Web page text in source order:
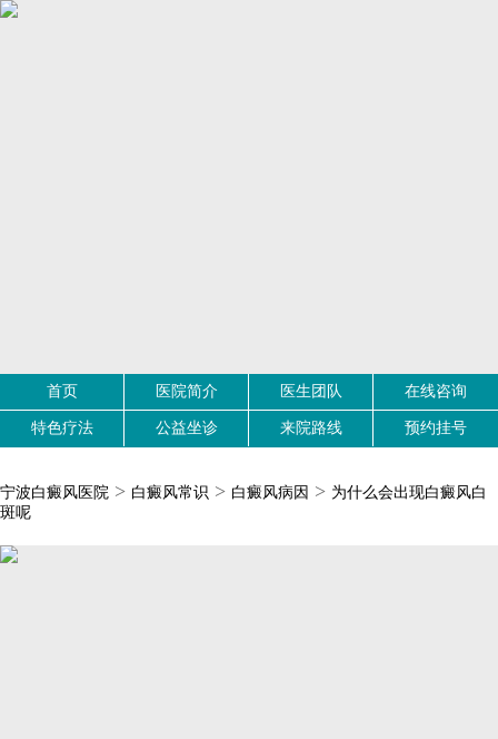
首页 医院简介 医生团队 在线咨询
特色疗法 公益坐诊 来院路线 预约挂号
宁波白癜风医院 > 白癜风常识 > 白癜风病因 > 为什么会出现白癜风白
斑呢